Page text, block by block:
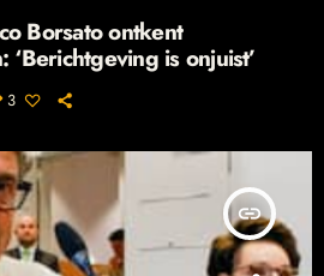
Borsato ontkent
‘Berichtgeving is onjuist’
3
insert_link